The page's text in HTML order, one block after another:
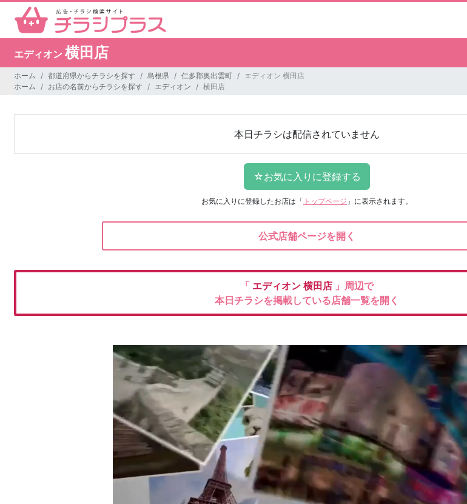
エディオン 横田店
ホーム 都道府県からチラシを探す 島根県 仁多郡奥出雲町
エディオン 横田店
ホーム
お店の名前からチラシを探す エディオン 横田店
本日チラシは配信されていません
お気に入りに登録したお店は 「 トップページ 」に表示されます。
公式店舗ページを開く
「 エディオン 横田店 」周辺で
本日チラシを掲載している店舗一覧を開く